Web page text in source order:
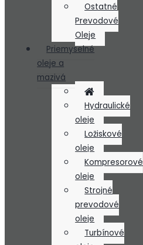
Ostatné
Prevodové
Oleje
Priemyselné
oleje a
mazivá
Hydraulické
oleje
Ložiskové
oleje
Kompresorové
oleje
Strojné
prevodové
oleje
Turbínové